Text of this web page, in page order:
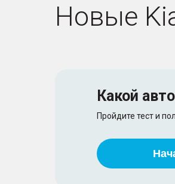
Новые
Какой
Пройдите тест и